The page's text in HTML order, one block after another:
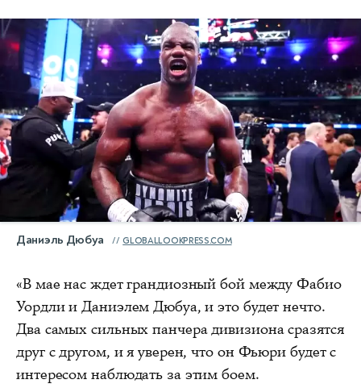
Даниэль Дюбуа GLOBALLOOKPRESS.COM
«В мае нас ждет грандиозный бой между Фабио
Уордли и Даниэлем Дюбуа, и это будет нечто.
Два самых сильных панчера дивизиона сразятся
друг с другом, и я уверен, что он Фьюри будет с
интересом наблюдать за этим боем.